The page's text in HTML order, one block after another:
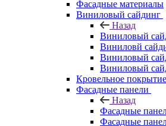
Фасадные материалы
Виниловый сайдинг
Назад
Виниловый
Виниловй
Виниловый
Виниловый
Кровельное покрытие
Фасадные панели
Назад
Фасадные
Фасадные